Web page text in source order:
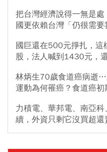
把台灣經濟說得一無是
國更依賴台灣「仍很需要
國巨還在500元掙扎，
股，法人喊到1430元，
林炳生70歲食道癌病逝
運動為何罹癌？食道癌
力積電、華邦電、南亞
續，外資只剩它沒買超